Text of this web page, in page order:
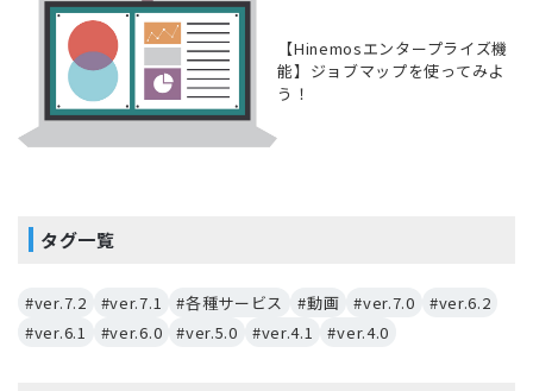
【Hinemosエンタープライズ機
能】ジョブマップを使ってみよ
う！
タグ一覧
#ver.7.2 #ver.7.1 #各種サービス #動画 #ver.7.0
#ver.6.2
#ver.6.1
#ver.6.0 #ver.5.0 #ver.4.1 #ver.4.0